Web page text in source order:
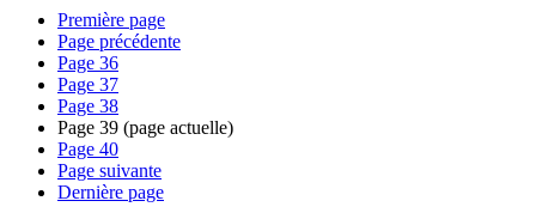
Première page
Page précédente
Page 36
Page 37
Page 38
Page 39 (page actuelle)
Page 40
Page suivante
Dernière page